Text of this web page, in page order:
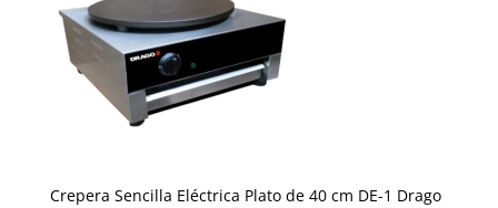
Crepera Sencilla Eléctrica Plato de 40 cm DE-1 Drago